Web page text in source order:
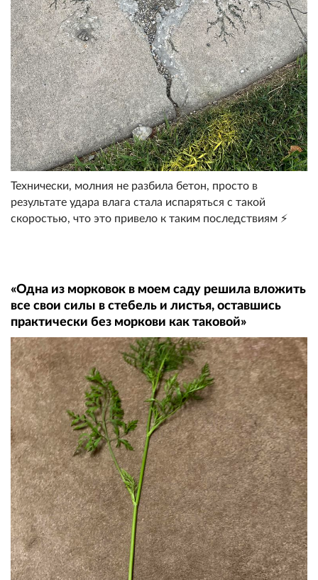
Технически, молния не разбила бетон, просто в
результате удара влага стала испаряться с такой
скоростью, что это привело к таким последствиям ⚡
«Одна из морковок в моем саду решила вложить
все свои силы в стебель и листья, оставшись
практически без моркови как таковой»